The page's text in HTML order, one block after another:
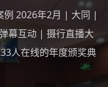
例 2026年2月 | 大同 |
幕互动 | 摄行直播大
人在线的年度颁奖典